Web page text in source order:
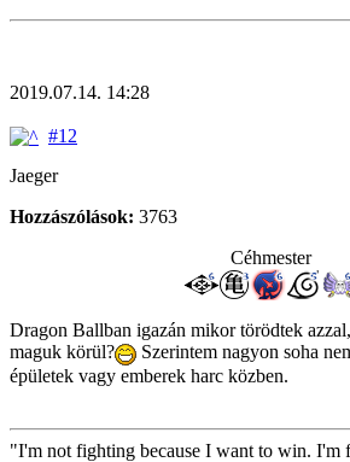
2019.07.14. 14:28
#12
Jaeger
Hozzászólások: 3763
Céhmester
Dragon Ballban igazán mikor törödtek
maguk körül?
Szerintem nagyon soha
épületek vagy emberek harc közben.
"I'm not fighting because I want to win. I'm